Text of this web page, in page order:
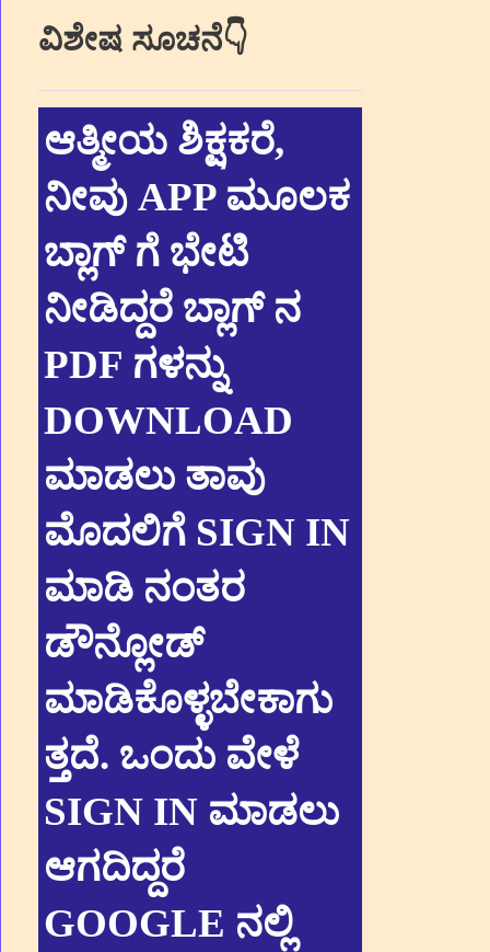
ವಿಶೇಷ ಸೂಚನೆ👇
ಆತ್ಮೀಯ ಶಿಕ್ಷಕರೆ,
ನೀವು APP ಮೂಲಕ
ಬ್ಲಾಗ್ ಗೆ ಭೇಟಿ
ನೀಡಿದ್ದರೆ ಬ್ಲಾಗ್ ನ
PDF ಗಳನ್ನು
DOWNLOAD
ಮಾಡಲು ತಾವು
ಮೊದಲಿಗೆ SIGN IN
ಮಾಡಿ ನಂತರ
ಡೌನ್ಲೋಡ್
ಮಾಡಿಕೊಳ್ಳಬೇಕಾಗು
ತ್ತದೆ. ಒಂದು ವೇಳೆ
SIGN IN ಮಾಡಲು
ಆಗದಿದ್ದರೆ
GOOGLE ನಲ್ಲಿ